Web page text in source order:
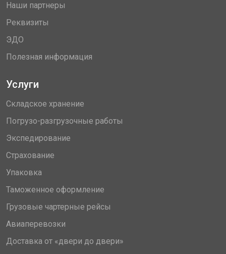
Наши партнеры
Реквизиты
ЭДО
Полезная информация
Услуги
Складское хранение
Погрузо-разгрузочные работы
Экспедирование
Страхование
Упаковка
Таможенное оформление
Грузовые чартерные рейсы
Авиаперевозки
Доставка от «двери до двери»